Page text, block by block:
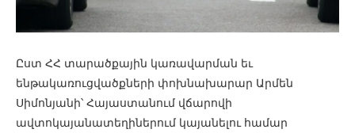
Ըստ ՀՀ տարածքային կառավարման եւ
ենթակառուցվածքների փոխնախարար Արմեն
Սիմոնյանի՝ Հայաստանում վճարովի
ավտոկայանատեղիներում կայանելու համար